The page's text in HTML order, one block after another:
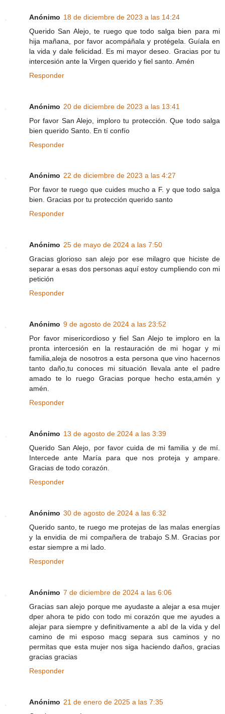
Anónimo 18 de diciembre de 2023 a las 14:24
Querido San Alejo, te ruego que todo salga bien para mi
hija mañana, por favor acompáñala y protégela. Guíala en
la vida y dale felicidad. Es mi mayor deseo. Gracias por tu
intercesión ante la Virgen querido y fiel santo. Amén
Responder
Anónimo 20 de diciembre de 2023 a las 13:41
Por favor San Alejo, imploro tu protección. Que todo salga
bien querido Santo. En tí confío
Responder
Anónimo 22 de diciembre de 2023 a las 4:27
Por favor te ruego que cuides mucho a F. y que todo salga
bien. Gracias por tu protección querido santo
Responder
Anónimo 25 de mayo de 2024 a las 7:50
Gracias glorioso san alejo por ese milagro que hiciste de
separar a esas dos personas aquí estoy cumpliendo con mi
petición
Responder
Anónimo 9 de agosto de 2024 a las 23:52
Por favor misericordioso y fiel San Alejo te imploro en la
pronta intercesión en la restauración de mi hogar y mi
familia,aleja de nosotros a esta persona que vino hacernos
tanto daño,tu conoces mi situación llevala ante el padre
amado te lo ruego Gracias porque hecho esta,amén y
amén.
Responder
Anónimo 13 de agosto de 2024 a las 3:39
Querido San Alejo, por favor cuida de mi familia y de mí.
Intercede ante María para que nos proteja y ampare.
Gracias de todo corazón.
Responder
Anónimo 30 de agosto de 2024 a las 6:32
Querido santo, te ruego me protejas de las malas energías
y la envidia de mi compañera de trabajo S.M. Gracias por
estar siempre a mi lado.
Responder
Anónimo 7 de diciembre de 2024 a las 6:06
Gracias san alejo porque me ayudaste a alejar a esa mujer
dper ahora te pido con todo mi corazón que me ayudes a
alejar para siempre y definitivamente a abl de la vida y del
camino de mi esposo macg separa sus caminos y no
permitas que esta mujer nos siga haciendo daños, gracias
gracias gracias
Responder
Anónimo 21 de enero de 2025 a las 7:35